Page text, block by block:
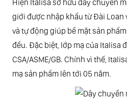
Hiện Italisa sở hữu dây chuyền
giới được nhập khẩu từ Đài Loan
và tự động giúp bề mặt sản
đều. Đặc biệt, lớp mạ của Italisa
CSA/ASME/GB. Chính vì thế,
mạ sản phẩm lên tới 05 năm.